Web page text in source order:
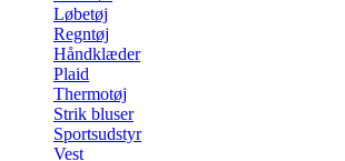
Løbetøj
Regntøj
Håndklæder
Plaid
Thermotøj
Strik bluser
Sportsudstyr
Vest